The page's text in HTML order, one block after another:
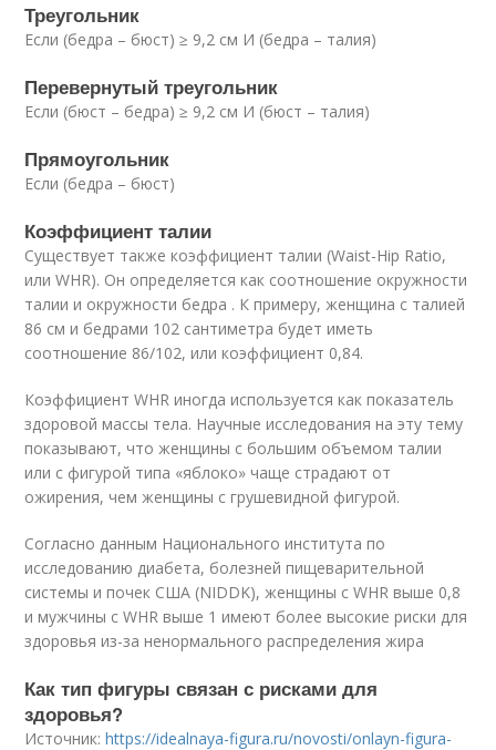
Треугольник
Если (бедра – бюст) ≥ 9,2 см И (бедра – талия)
Перевернутый треугольник
Если (бюст – бедра) ≥ 9,2 см И (бюст – талия)
Прямоугольник
Если (бедра – бюст)
Коэффициент талии
Существует также коэффициент талии (Waist-Hip Ratio,
или WHR). Он определяется как соотношение окружности
талии и окружности бедра . К примеру, женщина с талией
86 см и бедрами 102 сантиметра будет иметь
соотношение 86/102, или коэффициент 0,84.
Коэффициент WHR иногда используется как показатель
здоровой массы тела. Научные исследования на эту тему
показывают, что женщины с большим объемом талии
или с фигурой типа «яблоко» чаще страдают от
ожирения, чем женщины с грушевидной фигурой.
Согласно данным Национального института по
исследованию диабета, болезней пищеварительной
системы и почек США (NIDDK), женщины с WHR выше 0,8
и мужчины с WHR выше 1 имеют более высокие риски для
здоровья из-за ненормального распределения жира
Как тип фигуры связан с рисками для
здоровья?
Источник:https://idealnaya-figura.ru/novosti/onlayn-figura-